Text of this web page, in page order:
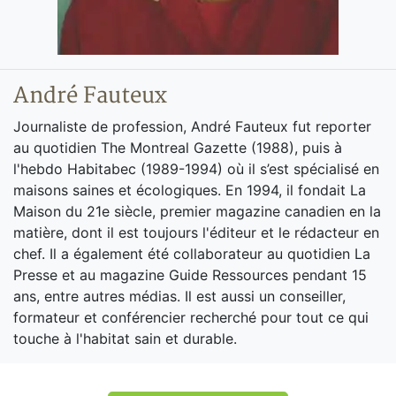
André Fauteux
Journaliste de profession, André Fauteux fut reporter
au quotidien The Montreal Gazette (1988), puis à
l'hebdo Habitabec (1989-1994) où il s’est spécialisé en
maisons saines et écologiques. En 1994, il fondait La
Maison du 21e siècle, premier magazine canadien en la
matière, dont il est toujours l'éditeur et le rédacteur en
chef. Il a également été collaborateur au quotidien La
Presse et au magazine Guide Ressources pendant 15
ans, entre autres médias. Il est aussi un conseiller,
formateur et conférencier recherché pour tout ce qui
touche à l'habitat sain et durable.